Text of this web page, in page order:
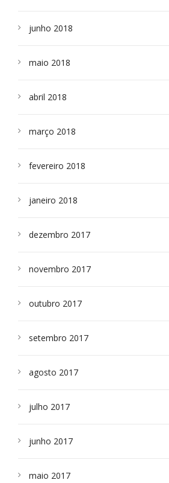
junho 2018
maio 2018
abril 2018
março 2018
fevereiro 2018
janeiro 2018
dezembro 2017
novembro 2017
outubro 2017
setembro 2017
agosto 2017
julho 2017
junho 2017
maio 2017